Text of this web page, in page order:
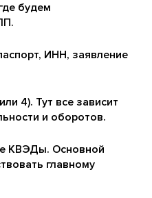
будем
ИНН, заявление
4). Тут все зависит
и оборотов.
КВЭДы. Основной
главному